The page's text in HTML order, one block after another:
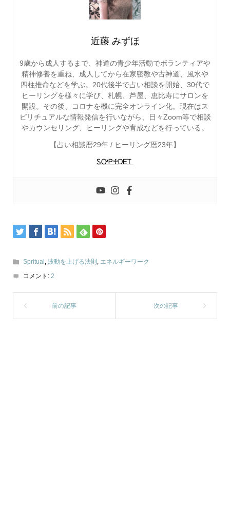
近藤 みずほ
9歳から成人するまで、神道の青少年活動でボランティアや
精神修養を重ね、成人してから在家密教や古神道、風水や
四柱推命などを学ぶ。20代後半で占い相談を開始、30代で
ヒーリングを様々に学び、札幌、芦屋、恵比寿にサロンを
開設。その後、コロナを機に完全オンライン化。現在はス
ピリチュアルな情報発信を行いながら、日々Zoom等で相談
やカウンセリング、ヒーリングや育成などを行っている。
【占い相談暦29年 / ヒーリング暦23年】
ᏚᎤᏢ♰ᎠᎬᎢ
Spritual , 波動を上げる法則 , エネルギーワーク
コメント: 2